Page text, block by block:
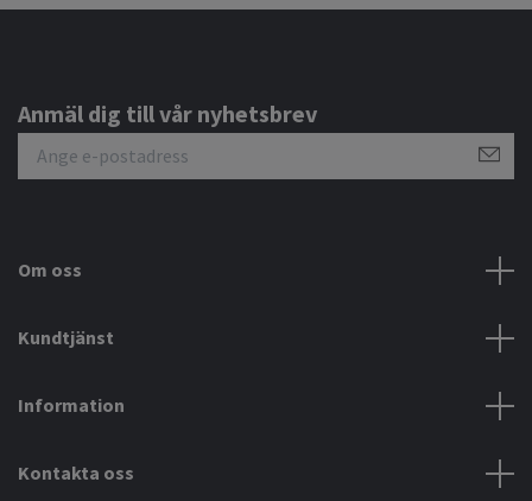
Anmäl dig till vår nyhetsbrev
Om oss
Kundtjänst
Information
Kontakta oss